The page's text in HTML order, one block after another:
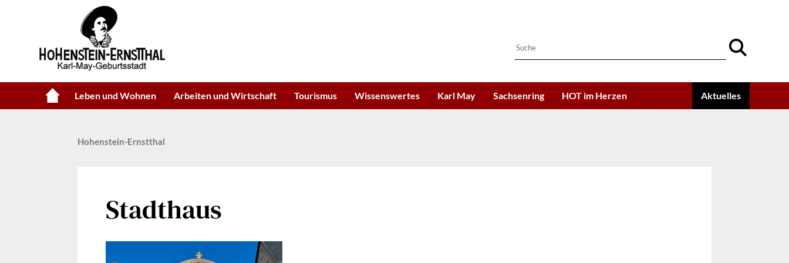
Leben und Wohnen Arbeiten und Wirtschaft Tourismus Wissenswertes Karl May Sachsenring HOT im Herzen Aktuelles
Hohenstein-Ernstthal
Stadthaus